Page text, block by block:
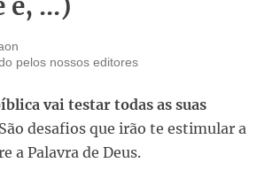
pelos nossos editores
vai testar todas as suas
São desafios que irão te estimular a
a Palavra de Deus.